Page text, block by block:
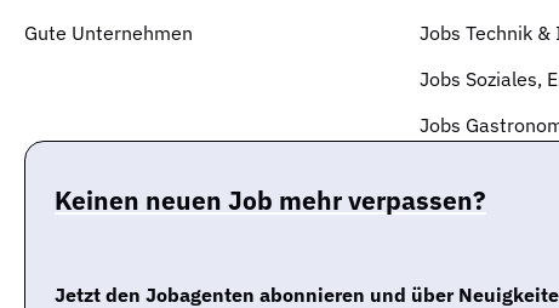
Gute Unternehmen
Jobs Technik
Jobs Soziales,
Jobs
Keinen neuen Job mehr verpassen?
Jetzt den Jobagenten abonnieren und über